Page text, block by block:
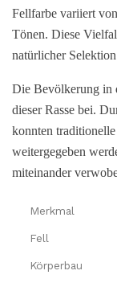
Fellfarbe variiert
Tönen. Diese
natürlicher
Die Bevölkerung in
dieser Rasse bei.
konnten
weitergegeben
miteinander
Merkmal
Fell
Körperbau